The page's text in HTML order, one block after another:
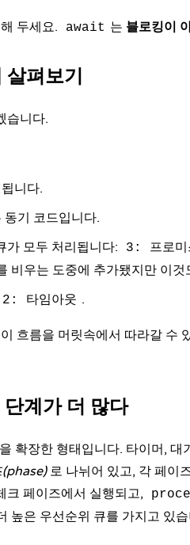
두세요. await 는 블로킹이
펴보기
습니다.
니다.
기 코드입니다.
가 모두 처리됩니다:
3: 프로미
비우는 도중에 추가됐지만 이것
2: 타임아웃 .
흐름을 머릿속에서 따라갈 수
계가 더 많다
확장한 형태입니다. 타이머,
(phase)로 나뉘어 있고, 각 페이
크 페이즈에서 실행되고,
높은 우선순위 큐를 가지고 있